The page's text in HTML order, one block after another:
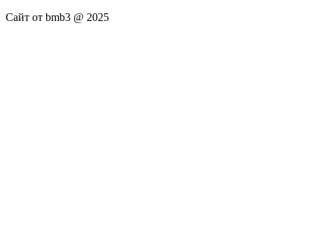
Сайт от bmb3 @ 2025